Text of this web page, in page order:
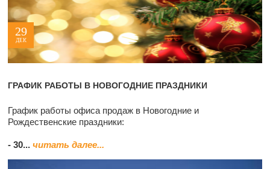
29
ДЕК
ГРАФИК РАБОТЫ В НОВОГОДНИЕ ПРАЗДНИКИ
График работы офиса продаж в Новогодние и
Рождественские праздники:
- 30...читать далее...